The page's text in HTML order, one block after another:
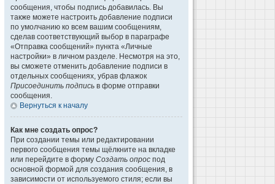
сообщения, чтобы подпись добавилась. Вы
также можете настроить добавление подписи
по умолчанию ко всем вашим сообщениям,
сделав соответствующий выбор в параграфе
«Отправка сообщений» пункта «Личные
настройки» в личном разделе. Несмотря на это,
вы сможете отменить добавление подписи в
отдельных сообщениях, убрав флажок
Присоединить подпись в форме отправки
сообщения.
Вернуться к началу
Как мне создать опрос?
При создании темы или редактировании
первого сообщения темы щёлкните на вкладке
или перейдите в форму Создать опрос под
основной формой для создания сообщения, в
зависимости от используемого стиля; если вы